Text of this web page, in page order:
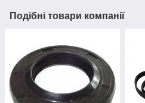
Подібні товари компанії